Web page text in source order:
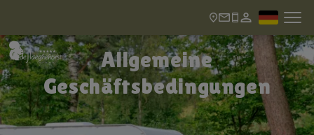
Allgemeine
Geschäftsbedingungen